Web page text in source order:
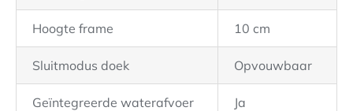
Hoogte frame 10 cm
Sluitmodus doek Opvouwbaar
Geïntegreerde waterafvoer Ja